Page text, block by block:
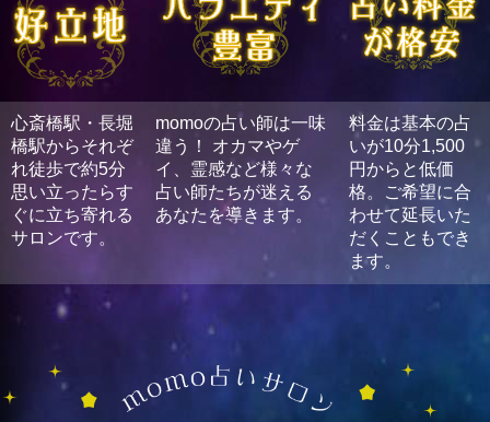
白夜先生７月18日から再出演
投稿: 2026年6月29日
皆さん宜しくお願いします。 【龍の目を持つ占い師】白夜(
ゃくや)
心斎橋駅・長堀
橋駅からそれぞ
れ徒歩で約5分
思い立ったらす
ぐに立ち寄れる
サロンです。
momoの占い師は一味
違う！ オカマやゲ
イ、霊感など様々な
占い師たちが迷える
あなたを導きます。
料金は基本の占
いが10分1,500
円からと低価
格。ご希望に合
わせて延長いた
だくこともでき
ます。